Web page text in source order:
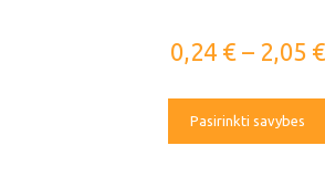
0,24 €– 2,05 €
Pasirinkti savybes